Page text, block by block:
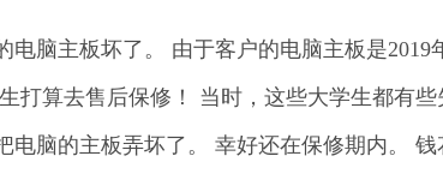
电脑主板坏了。 由于客户的电脑主板是2019
打算去售后保修！ 当时，这些大学生都有
脑的主板弄坏了。 幸好还在保修期内。 钱